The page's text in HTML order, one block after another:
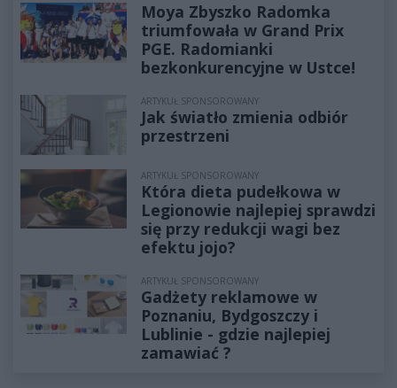
Moya Zbyszko Radomka
triumfowała w Grand Prix
PGE. Radomianki
bezkonkurencyjne w Ustce!
ARTYKUŁ SPONSOROWANY
Jak światło zmienia odbiór
przestrzeni
ARTYKUŁ SPONSOROWANY
Która dieta pudełkowa w
Legionowie najlepiej sprawdzi
się przy redukcji wagi bez
efektu jojo?
ARTYKUŁ SPONSOROWANY
Gadżety reklamowe w
Poznaniu, Bydgoszczy i
Lublinie - gdzie najlepiej
zamawiać ?